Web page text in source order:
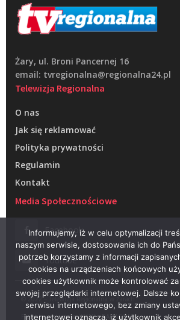
Żary, ul. Broni Pancernej 16
email: tvregionalna@regionalna24.pl
Telewizja Regionalna
O nas
Jak się reklamować
Polityka prywatności
Regulamin
Kontakt
Media Społecznościowe
Facebook
Youtube
© 2022 – Telewizja Regionalna w Żarach
Projektowanie stron WWW –RAGACOM
Informujemy, iż w celu optymalizacji
naszym serwisie, dostosowania ich do
potrzeb korzystamy z informacji
cookies na urządzeniach końcowych
cookies użytkownik może kontrolować
swojej przeglądarki internetowej. Dalsze
serwisu internetowego, bez zmiany
internetowej oznacza, iż użytkownik